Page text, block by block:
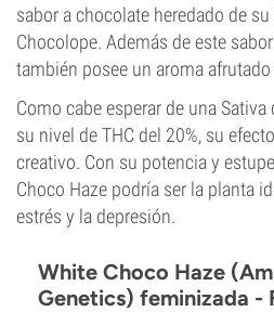
sabor a chocolate heredado de
Chocolope. Además de este
también posee un aroma
Como cabe esperar de una
su nivel de THC del 20%, su
creativo. Con su potencia y
Choco Haze podría ser la planta
estrés y la depresión.
White Choco Haze
Genetics) feminizada -